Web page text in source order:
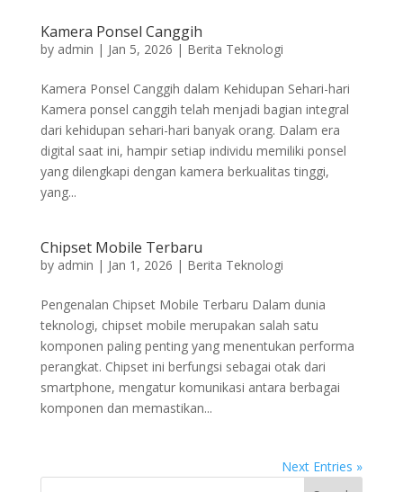
Kamera Ponsel Canggih
by admin | Jan 5, 2026 | Berita Teknologi
Kamera Ponsel Canggih dalam Kehidupan Sehari-hari
Kamera ponsel canggih telah menjadi bagian integral
dari kehidupan sehari-hari banyak orang. Dalam era
digital saat ini, hampir setiap individu memiliki ponsel
yang dilengkapi dengan kamera berkualitas tinggi,
yang...
Chipset Mobile Terbaru
by admin | Jan 1, 2026 | Berita Teknologi
Pengenalan Chipset Mobile Terbaru Dalam dunia
teknologi, chipset mobile merupakan salah satu
komponen paling penting yang menentukan performa
perangkat. Chipset ini berfungsi sebagai otak dari
smartphone, mengatur komunikasi antara berbagai
komponen dan memastikan...
Next Entries »